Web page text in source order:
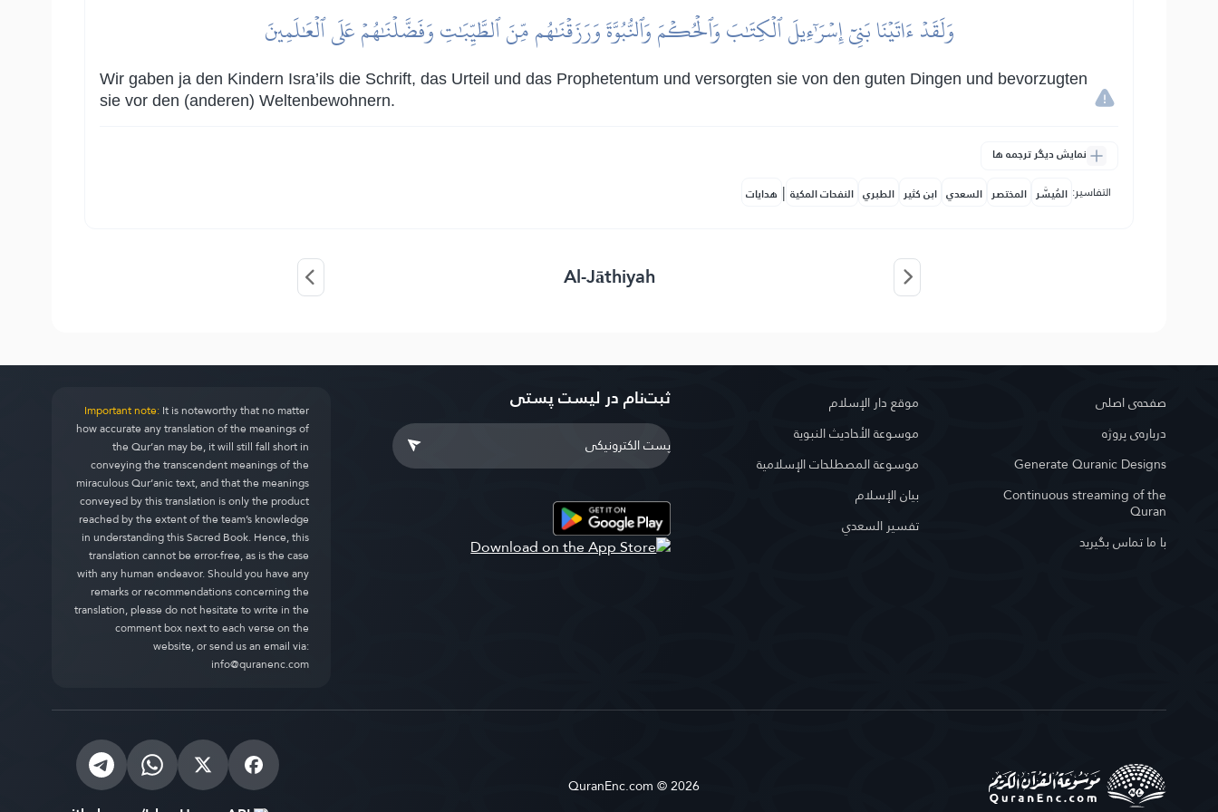
وَلَقَدۡ ءَاتَيۡنَا بَنِيٓ إِسۡرَٰٓءِيلَ ٱلۡكِتَٰبَ وَٱلۡحُكۡمَ وَٱلنُّبُوَّةَ وَرَزَقۡنَٰهُم مِّنَ ٱلطَّيِّبَٰتِ وَفَضَّلۡنَٰهُمۡ عَلَى ٱلۡعَٰلَمِينَ
Wir gaben ja den Kindern Isra’ils die Schrift, das Urteil und das Prophetentum und versorgten sie von den guten Dingen und bevorzugten
sie vor den (anderen) Weltenbewohnern.
نمایش دیگر ترجمه ها
التفاسير: المُيسَّر المختصر السعدي ابن كثير الطبري النفحات المكية | هدايات
Al-Jāthiyah
صفحه‌ى اصلى
درباره‌ى پروژه
Generate Quranic Designs
Continuous streaming of the
Quran
با ما تماس بگیرید
موقع دار الإسلام
موسوعة الأحاديث النبوية
موسوعة المصطلحات الإسلامية
بيان الإسلام
تفسير السعدي
ثبت‌نام در ليست پستى Important note:It is noteworthy that no matter
how accurate any translation of the meanings of
the Qur’an may be, it will still fall short in
conveying the transcendent meanings of the
miraculous Qur’anic text, and that the meanings
conveyed by this translation is only the product
reached by the extent of the team’s knowledge
in understanding this Sacred Book. Hence, this
translation cannot be error-free, as is the case
with any human endeavor. Should you have any
remarks or recommendations concerning the
translation, please do not hesitate to write in the
comment box next to each verse on the
website, or send us an email via:
info@quranenc.com
QuranEnc.com © 2026